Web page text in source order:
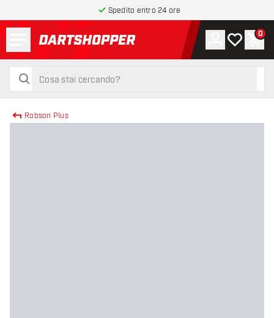
Spedito entro 24 ore
torna alla home page
cerca
cerca
Account
La mia0
Robson Plus